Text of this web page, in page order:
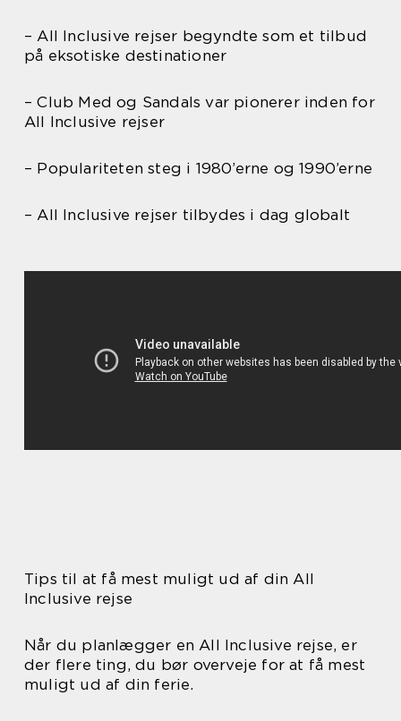
– All Inclusive rejser begyndte som et tilbud
på eksotiske destinationer
– Club Med og Sandals var pionerer inden for
All Inclusive rejser
– Populariteten steg i 1980’erne og 1990’erne
– All Inclusive rejser tilbydes i dag globalt
Tips til at få mest muligt ud af din All
Inclusive rejse
Når du planlægger en All Inclusive rejse, er
der flere ting, du bør overveje for at få mest
muligt ud af din ferie.